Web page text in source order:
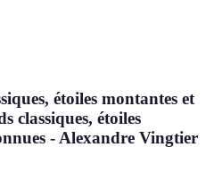
étoiles montantes et
classiques, étoiles
- Alexandre Vingtier